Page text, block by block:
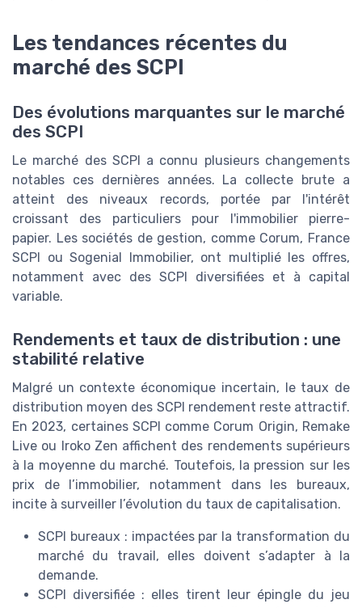
Les tendances récentes du
marché des SCPI
Des évolutions marquantes sur le marché
des SCPI
Le marché des SCPI a connu plusieurs changements
notables ces dernières années. La collecte brute a
atteint des niveaux records, portée par l'intérêt
croissant des particuliers pour l'immobilier pierre-
papier. Les sociétés de gestion, comme Corum, France
SCPI ou Sogenial Immobilier, ont multiplié les offres,
notamment avec des SCPI diversifiées et à capital
variable.
Rendements et taux de distribution : une
stabilité relative
Malgré un contexte économique incertain, le taux de
distribution moyen des SCPI rendement reste attractif.
En 2023, certaines SCPI comme Corum Origin, Remake
Live ou Iroko Zen affichent des rendements supérieurs
à la moyenne du marché. Toutefois, la pression sur les
prix de l’immobilier, notamment dans les bureaux,
incite à surveiller l’évolution du taux de capitalisation.
SCPI bureaux : impactées par la transformation du
marché du travail, elles doivent s’adapter à la
demande.
SCPI diversifiée : elles tirent leur épingle du jeu